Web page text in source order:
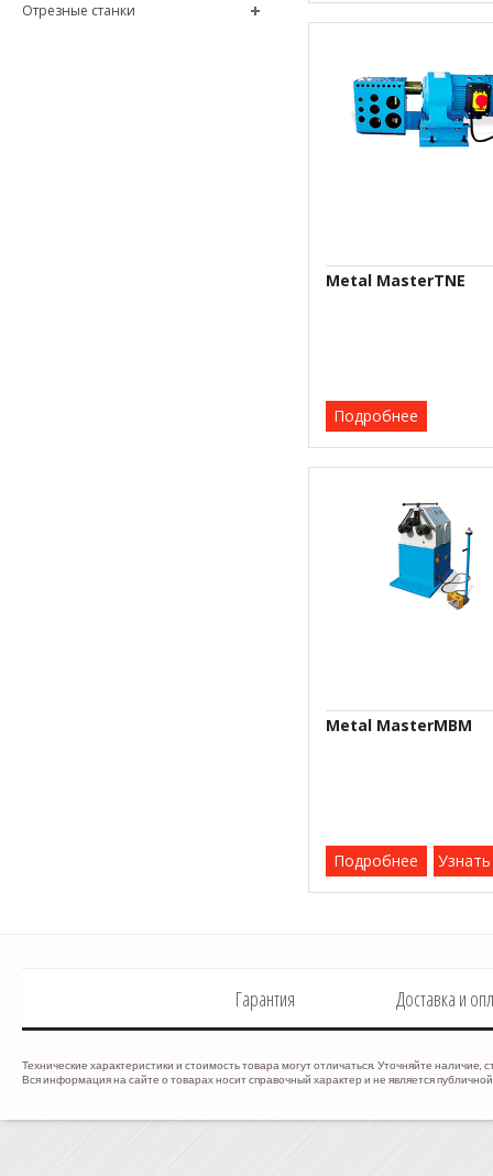
Отрезные станки
Metal MasterTNE
Подробнее
Metal MasterМВМ
Подробнее
Гарантия Доставка и
Технические характеристики и стоимость товара могут отличаться. Уточняйте наличие,
Вся информация на сайте о товарах носит справочный характер и не является